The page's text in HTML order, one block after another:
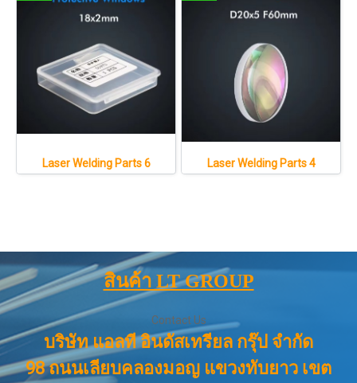
Laser Welding Parts 6 Laser Welding Parts 4
สินค้า LT GROUP
Contact Us
บริษัท แอลที อินดัสเทรียล กรุ๊ป จำกัด
98 ถนนเลียบคลองมอญ แขวงทับยาว เขต